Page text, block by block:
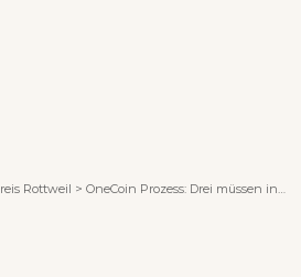
Rottweil > OneCoin Prozess: Drei müssen ins Gefängnis +++ aktualisiert